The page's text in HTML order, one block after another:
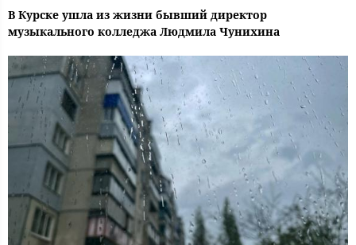
В Курске ушла из жизни бывший директор
музыкального колледжа Людмила Чунихина